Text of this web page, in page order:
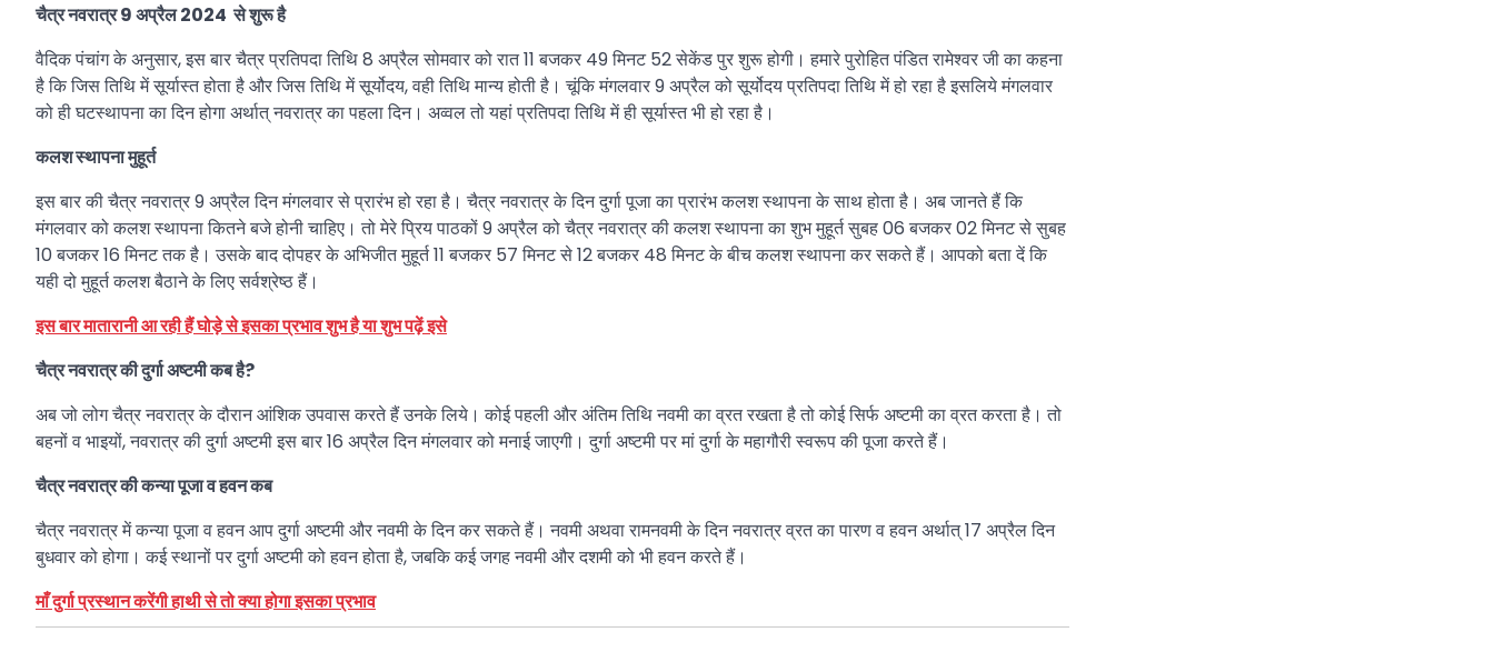
चैत्र नवरात्र 9 अप्रैल 2024 से शुरू है
वैदिक पंचांग के अनुसार, इस बार चैत्र प्रतिपदा तिथि 8 अप्रैल सोमवार को रात 11 बजकर 49 मिनट 52 सेकेंड पुर शुरू होगी। हमारे पुरोहित पंडित रामेश्वर जी का कहना
है कि जिस तिथि में सूर्यास्त होता है और जिस तिथि में सूर्योदय, वही तिथि मान्य होती है। चूंकि मंगलवार 9 अप्रैल को सूर्योदय प्रतिपदा तिथि में हो रहा है इसलिये मंगलवार
को ही घटस्थापना का दिन होगा अर्थात् नवरात्र का पहला दिन। अव्वल तो यहां प्रतिपदा तिथि में ही सूर्यास्त भी हो रहा है।
कलश स्थापना मुहूर्त
इस बार की चैत्र नवरात्र 9 अप्रैल दिन मंगलवार से प्रारंभ हो रहा है। चैत्र नवरात्र के दिन दुर्गा पूजा का प्रारंभ कलश स्थापना के साथ होता है। अब जानते हैं कि
मंगलवार को कलश स्थापना कितने बजे होनी चाहिए। तो मेरे प्रिय पाठकों 9 अप्रैल को चैत्र नवरात्र की कलश स्थापना का शुभ मुहूर्त सुबह 06 बजकर 02 मिनट से सुबह
10 बजकर 16 मिनट तक है। उसके बाद दोपहर के अभिजीत मुहूर्त 11 बजकर 57 मिनट से 12 बजकर 48 मिनट के बीच कलश स्थापना कर सकते हैं। आपको बता दें कि
यही दो मुहूर्त कलश बैठाने के लिए सर्वश्रेष्ठ हैं।
इस बार मातारानी आ रही हैं घोड़े से इसका प्रभाव शुभ है या शुभ पढ़ें इसे
चैत्र नवरात्र की दुर्गा अष्टमी कब है?
अब जो लोग चैत्र नवरात्र के दौरान आंशिक उपवास करते हैं उनके लिये। कोई पहली और अंतिम तिथि नवमी का व्रत रखता है तो कोई सिर्फ अष्टमी का व्रत करता है। तो
बहनों व भाइयों, नवरात्र की दुर्गा अष्टमी इस बार 16 अप्रैल दिन मंगलवार ​को मनाई जाएगी। दुर्गा अष्टमी पर मां दुर्गा के महागौरी स्वरूप की पूजा करते हैं।
चैत्र नवरात्र की कन्या पूजा व हवन कब
चैत्र नवरात्र में कन्या पूजा व हवन आप दुर्गा अष्टमी और नवमी के दिन कर सकते हैं। नवमी अथवा रामनवमी के दिन नवरात्र व्रत का पारण व हवन अर्थात् 17 अप्रैल दिन
बुधवार को होगा। कई स्थानों पर दुर्गा अष्टमी को हवन होता है, जबकि कई जगह नवमी और दशमी को भी हवन करते हैं।
माँ दुर्गा प्रस्थान करेंगी हाथी से तो क्या होगा इसका प्रभाव